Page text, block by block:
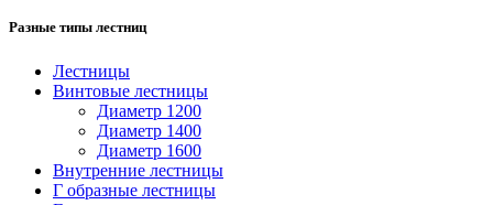
Разные типы лестниц
Лестницы
Винтовые лестницы
Диаметр 1200
Диаметр 1400
Диаметр 1600
Внутренние лестницы
Г образные лестницы